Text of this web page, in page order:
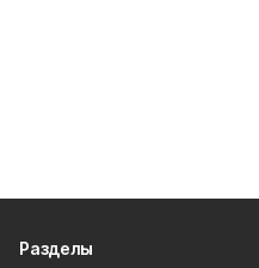
Разделы